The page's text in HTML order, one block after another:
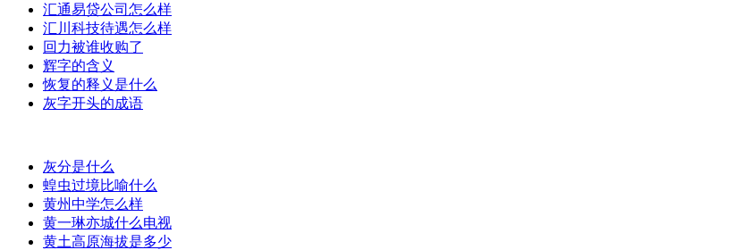
汇通易贷公司怎么样
汇川科技待遇怎么样
回力被谁收购了
辉字的含义
恢复的释义是什么
灰字开头的成语
灰分是什么
蝗虫过境比喻什么
黄州中学怎么样
黄一琳亦城什么电视
黄土高原海拔是多少